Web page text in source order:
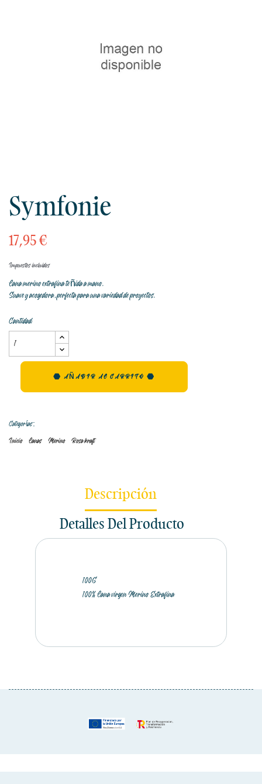
Symfonie
17,95 €
Impuestos incluidos
Lana merino extrafina teñida a mano.
Suave y acogedora, perfecta para una variedad de proyectos.
Cantidad
AÑADIR AL CARRITO
Categorías:
Inicio Lanas Merino Rosa kraft
Descripción
Detalles Del Producto
100G
100% Lana virgen Merino Extrafina